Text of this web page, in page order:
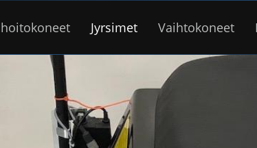
Jyrsimet Vaihtokoneet